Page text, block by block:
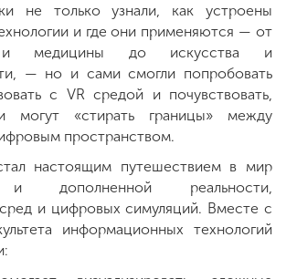
не только узнали, как устроены
и где они применяются — от
и медицины до искусства и
— но и сами смогли попробовать
с VR средой и почувствовать,
могут «стирать границы» между
пространством.
настоящим путешествием в мир
и дополненной реальности,
и цифровых симуляций. Вместе с
информационных технологий